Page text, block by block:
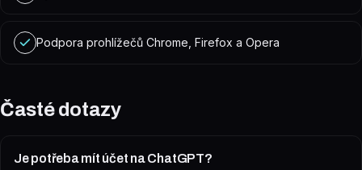
Podpora prohlížečů Chrome, Firefox a Opera
Časté dotazy
Je potřeba mít účet na ChatGPT?